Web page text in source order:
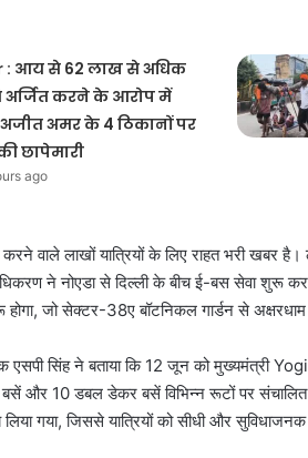
: आय से 62 लाख से अधिक
अर्जित करने के आरोप में
अजीत अमर के 4 ठिकानों पर
छापेमारी
ago
वाले लाखों यात्रियों के लिए राहत भरी खबर
ने नोएडा से दिल्ली के बीच ई-बस सेवा शुरू
जो सेक्टर-38ए बॉटनिकल गार्डन से
एसपी सिंह ने बताया कि 12 जून को मुख्यमंत्री
और 10 डबल डेकर बसें विभिन्न रूटों पर संचालित
गया, जिससे यात्रियों को सीधी और सुविधाजनक